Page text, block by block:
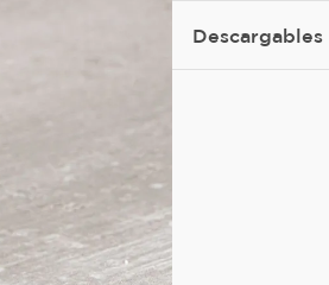
Descargables